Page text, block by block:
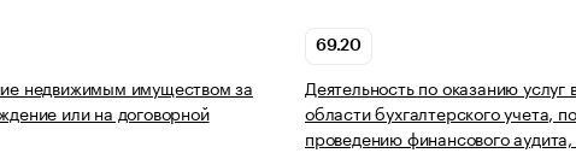
недвижимым имуществом за
или на договорной
69.20
Деятельность по оказанию услуг
области бухгалтерского учета, по
проведению финансового